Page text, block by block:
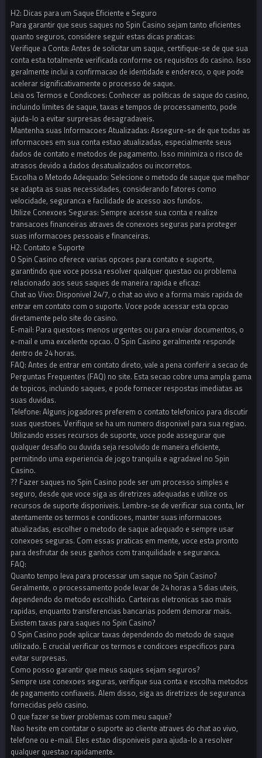
H2: Dicas para um Saque Eficiente e Seguro
Para garantir que seus saques no Spin Casino sejam tanto eficientes
quanto seguros, considere seguir estas dicas praticas:
Verifique a Conta: Antes de solicitar um saque, certifique-se de que sua
conta esta totalmente verificada conforme os requisitos do casino. Isso
geralmente inclui a confirmacao de identidade e endereco, o que pode
acelerar significativamente o processo de saque.
Leia os Termos e Condicoes: Conhecer as politicas de saque do casino,
incluindo limites de saque, taxas e tempos de processamento, pode
ajuda-lo a evitar surpresas desagradaveis.
Mantenha suas Informacoes Atualizadas: Assegure-se de que todas as
informacoes em sua conta estao atualizadas, especialmente seus
dados de contato e metodos de pagamento. Isso minimiza o risco de
atrasos devido a dados desatualizados ou incorretos.
Escolha o Metodo Adequado: Selecione o metodo de saque que melhor
se adapta as suas necessidades, considerando fatores como
velocidade, seguranca e facilidade de acesso aos fundos.
Utilize Conexoes Seguras: Sempre acesse sua conta e realize
transacoes financeiras atraves de conexoes seguras para proteger
suas informacoes pessoais e financeiras.
H2: Contato e Suporte
O Spin Casino oferece varias opcoes para contato e suporte,
garantindo que voce possa resolver qualquer questao ou problema
relacionado aos seus saques de maneira rapida e eficaz:
Chat ao Vivo: Disponivel 24/7, o chat ao vivo e a forma mais rapida de
entrar em contato com o suporte. Voce pode acessar esta opcao
diretamente pelo site do casino.
E-mail: Para questoes menos urgentes ou para enviar documentos, o
e-mail e uma excelente opcao. O Spin Casino geralmente responde
dentro de 24 horas.
FAQ: Antes de entrar em contato direto, vale a pena conferir a secao de
Perguntas Frequentes (FAQ) no site. Esta secao cobre uma ampla gama
de topicos, incluindo saques, e pode fornecer respostas imediatas as
suas duvidas.
Telefone: Alguns jogadores preferem o contato telefonico para discutir
suas questoes. Verifique se ha um numero disponivel para sua regiao.
Utilizando esses recursos de suporte, voce pode assegurar que
qualquer desafio ou duvida seja resolvido de maneira eficiente,
permitindo uma experiencia de jogo tranquila e agradavel no Spin
Casino.
?? Fazer saques no Spin Casino pode ser um processo simples e
seguro, desde que voce siga as diretrizes adequadas e utilize os
recursos de suporte disponiveis. Lembre-se de verificar sua conta, ler
atentamente os termos e condicoes, manter suas informacoes
atualizadas, escolher o metodo de saque adequado e sempre usar
conexoes seguras. Com essas praticas em mente, voce esta pronto
para desfrutar de seus ganhos com tranquilidade e seguranca.
FAQ:
Quanto tempo leva para processar um saque no Spin Casino?
Geralmente, o processamento pode levar de 24 horas a 5 dias uteis,
dependendo do metodo escolhido. Carteiras eletronicas sao mais
rapidas, enquanto transferencias bancarias podem demorar mais.
Existem taxas para saques no Spin Casino?
O Spin Casino pode aplicar taxas dependendo do metodo de saque
utilizado. E crucial verificar os termos e condicoes especificos para
evitar surpresas.
Como posso garantir que meus saques sejam seguros?
Sempre use conexoes seguras, verifique sua conta e escolha metodos
de pagamento confiaveis. Alem disso, siga as diretrizes de seguranca
fornecidas pelo casino.
O que fazer se tiver problemas com meu saque?
Nao hesite em contatar o suporte ao cliente atraves do chat ao vivo,
telefone ou e-mail. Eles estao disponiveis para ajuda-lo a resolver
qualquer questao rapidamente.